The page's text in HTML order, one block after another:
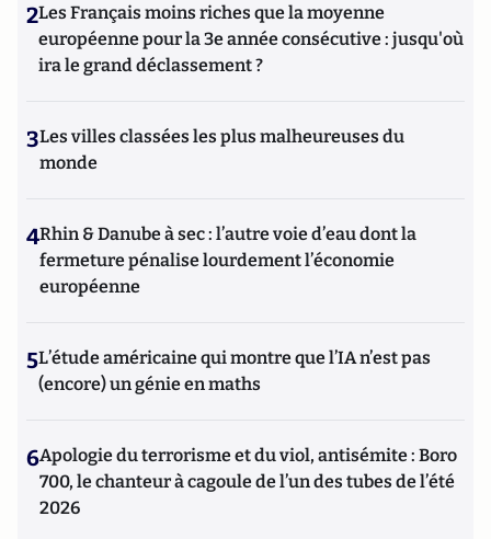
2Les Français moins riches que la moyenne
européenne pour la 3e année consécutive : jusqu'où
ira le grand déclassement ?
3Les villes classées les plus malheureuses du
monde
4Rhin & Danube à sec : l’autre voie d’eau dont la
fermeture pénalise lourdement l’économie
européenne
5L’étude américaine qui montre que l’IA n’est pas
(encore) un génie en maths
6Apologie du terrorisme et du viol, antisémite : Boro
700, le chanteur à cagoule de l’un des tubes de l’été
2026